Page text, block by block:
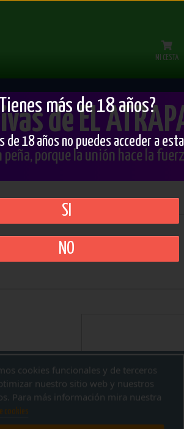
MI CESTA
de EL
peña, porque la unión hace la
y venderla desde esta web.
cookies funcionales y de terceros
nuestro sitio web y nuestros
Para más información mira nuestra
cookies
más de 18 años?
de 18 años no puedes acceder a
SI
NO